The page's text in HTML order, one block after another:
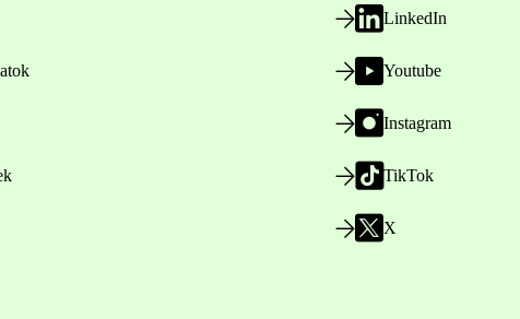
LinkedIn
Youtube
Instagram
TikTok
X